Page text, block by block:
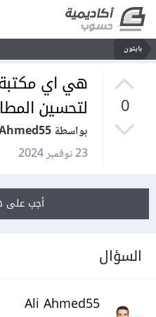
بايثون
0
لتحسين
بواسطة Ali Ahmed55
23 نوفمبر 2024
أجب على
السؤال
Ali Ahmed55